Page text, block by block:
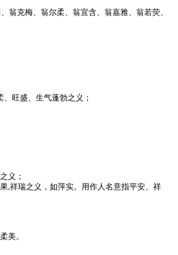
翁克梅、翁尔柔、翁宜含、翁嘉雅、翁若荧、
旺盛、生气蓬勃之义；
义；
,祥瑞之义，如萍实。用作人名意指平安、祥
美。